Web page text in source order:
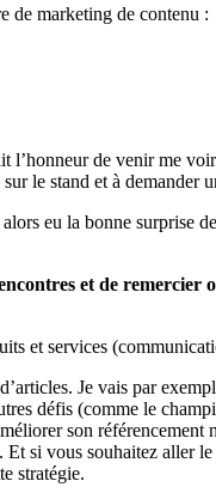
de marketing de contenu :
de venir me
le stand et à demander
eu la bonne
et de remercier
et services
Je vais par
défis (comme le
son
si vous souhaitez aller
stratégie.